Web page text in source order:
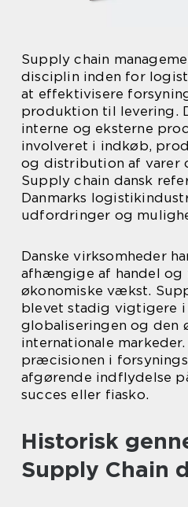
Supply chain
disciplin inden for
at effektivisere
produktion til levering.
interne og eksterne
involveret i indkøb,
og distribution af varer
Supply chain dansk
Danmarks
udfordringer og
Danske virksomheder
afhængige af handel og
økonomiske vækst.
blevet stadig vigtigere i
globaliseringen og den
internationale
præcisionen i
afgørende indflydelse
succes eller fiasko.
Historisk
Supply Chain